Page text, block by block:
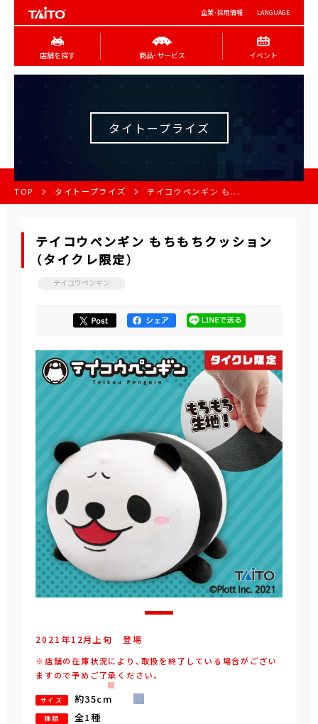
企業･採用情報 LANGUAGE
店舗を探す 商品･サービス イベント
タイトープライズ
TOP タイトープライズ テイコウペンギン も...
テイコウペンギン もちもちクッション
（タイクレ限定）
テイコウペンギン
2021年12月 上旬 登場
※店舗の在庫状況により、取扱を終了している場合がござい
ますので予めご了承ください。
サイズ 約35cm
種類 全1種